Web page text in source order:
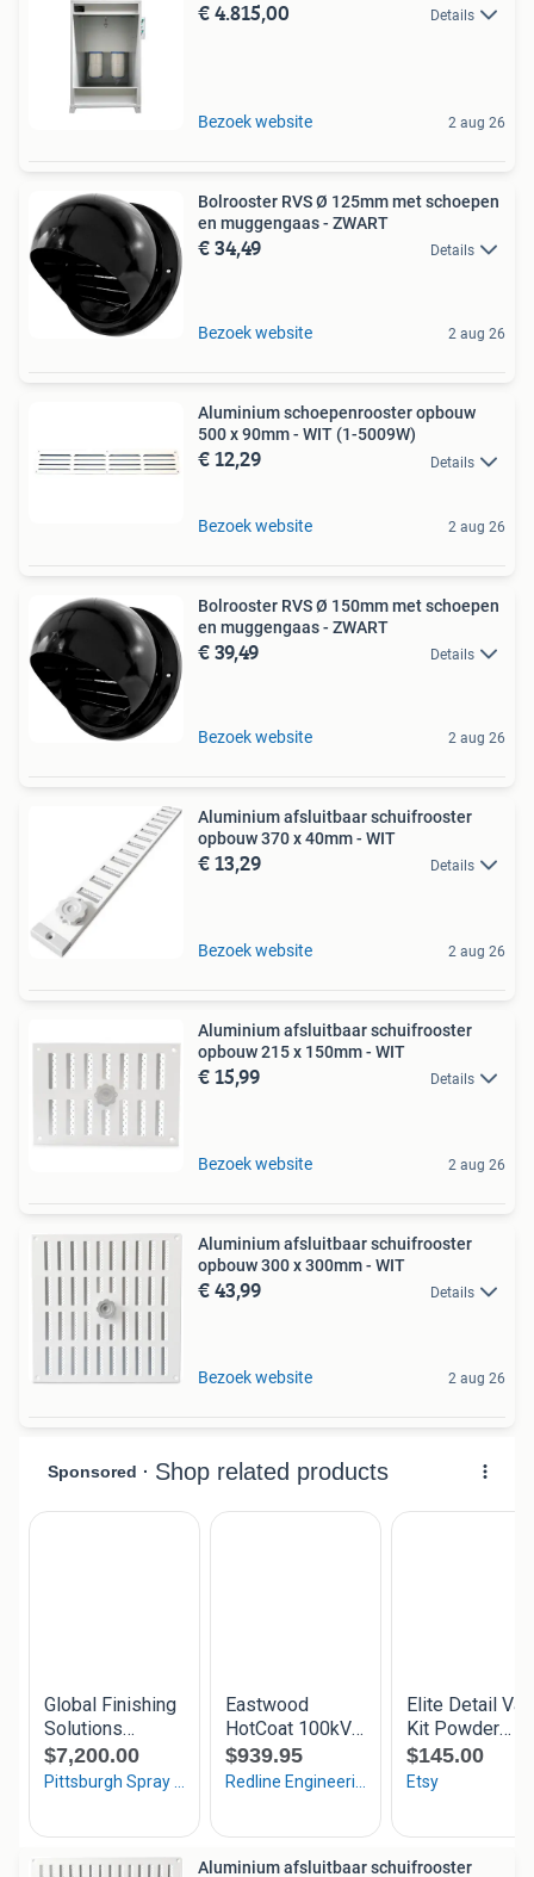
€ 4.815,00 Details
Bezoek website 2 aug 26
Bolrooster RVS Ø 125mm met schoepen
en muggengaas - ZWART
€ 34,49 Details
Bezoek website 2 aug 26
Aluminium schoepenrooster opbouw
500 x 90mm - WIT (1-5009W)
€ 12,29 Details
Bezoek website 2 aug 26
Bolrooster RVS Ø 150mm met schoepen
en muggengaas - ZWART
€ 39,49 Details
Bezoek website 2 aug 26
Aluminium afsluitbaar schuifrooster
opbouw 370 x 40mm - WIT
€ 13,29 Details
Bezoek website 2 aug 26
Aluminium afsluitbaar schuifrooster
opbouw 215 x 150mm - WIT
€ 15,99 Details
Bezoek website 2 aug 26
Aluminium afsluitbaar schuifrooster
opbouw 300 x 300mm - WIT
€ 43,99 Details
Bezoek website 2 aug 26
Aluminium afsluitbaar schuifrooster